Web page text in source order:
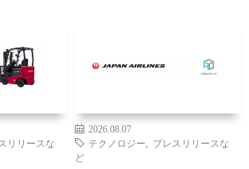
リリースな
2026.08.07
テクノロジー
プレスリリースな
ど